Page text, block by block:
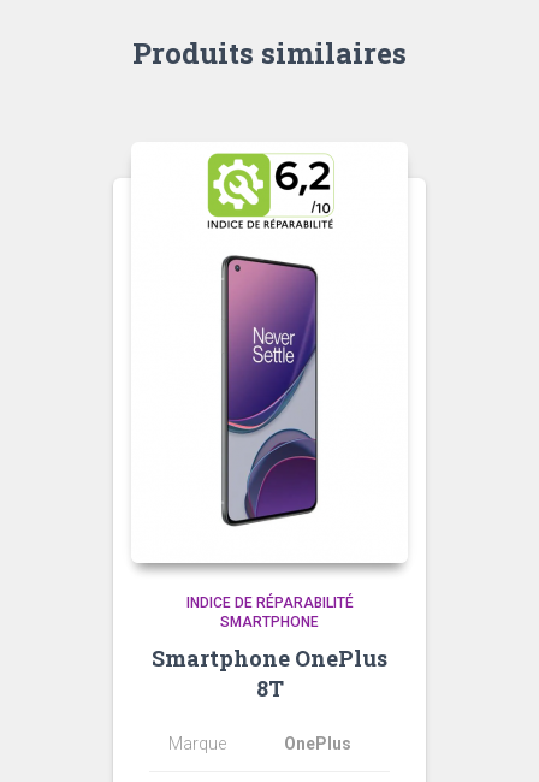
Produits similaires
INDICE DE RÉPARABILITÉ
SMARTPHONE
Smartphone OnePlus
8T
Marque OnePlus